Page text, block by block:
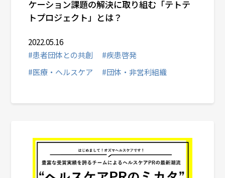
ケーション課題の解決に取り組む「テトテ
トプロジェクト」とは？
2022.05.16
#患者団体との共創
#疾患啓発
#医療・ヘルスケア
#団体・非営利組織